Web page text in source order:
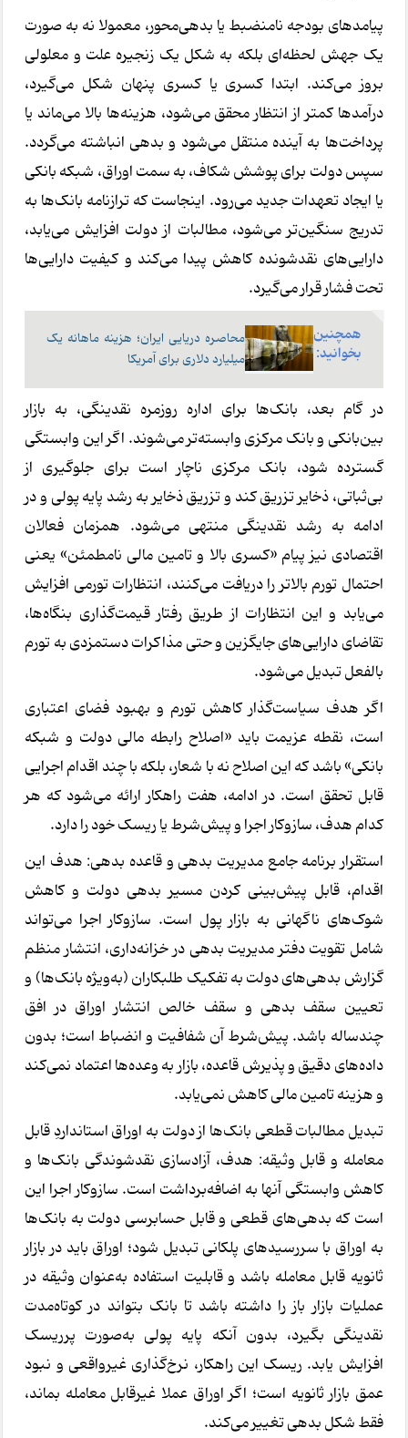
پیامدهای بودجه نامنضبط یا بدهی‌محور، معمولا نه به صورت
یک جهش لحظه‌ای بلکه به شکل یک زنجیره علت و معلولی
بروز می‌کند. ابتدا کسری یا کسری پنهان شکل می‌گیرد،
درآمدها کمتر از انتظار محقق می‌شود، هزینه‌ها بالا می‌ماند یا
پرداخت‌ها به آینده منتقل می‌شود و بدهی انباشته می‌گردد.
سپس دولت برای پوشش شکاف، به سمت اوراق، شبکه بانکی
یا ایجاد تعهدات جدید می‌رود. اینجاست که ترازنامه بانک‌ها به
تدریج سنگین‌تر می‌شود، مطالبات از دولت افزایش می‌یابد،
دارایی‌های نقدشونده کاهش پیدا می‌کند و کیفیت دارایی‌ها
تحت فشار قرار می‌گیرد.
همچنین
بخوانید:
محاصره دریایی ایران؛ هزینه ماهانه یک
میلیارد دلاری برای آمریکا
در گام بعد، بانک‌ها برای اداره روزمره نقدینگی، به بازار
بین‌بانکی و بانک مرکزی وابسته‌تر می‌شوند. اگر این وابستگی
گسترده شود، بانک مرکزی ناچار است برای جلوگیری از
بی‌ثباتی، ذخایر تزریق کند و تزریق ذخایر به رشد پایه پولی و در
ادامه به رشد نقدینگی منتهی می‌شود. همزمان فعالان
اقتصادی نیز پیام «کسری بالا و تامین مالی نامطمئن» یعنی
احتمال تورم بالاتر را دریافت می‌کنند، انتظارات تورمی افزایش
می‌یابد و این انتظارات از طریق رفتار قیمت‌گذاری بنگاه‌ها،
تقاضای دارایی‌های جایگزین و حتی مذاکرات دستمزدی به تورم
بالفعل تبدیل می‌شود.
اگر هدف سیاست‌گذار کاهش تورم و بهبود فضای اعتباری
است، نقطه عزیمت باید «اصلاح رابطه مالی دولت و شبکه
بانکی» باشد که این اصلاح نه با شعار، بلکه با چند اقدام اجرایی
قابل تحقق است. در ادامه، هفت راهکار ارائه می‌شود که هر
کدام هدف، سازوکار اجرا و پیش‌شرط یا ریسک خود را دارد.
استقرار برنامه جامع مدیریت بدهی و قاعده بدهی: هدف این
اقدام، قابل پیش‌بینی کردن مسیر بدهی دولت و کاهش
شوک‌های ناگهانی به بازار پول است. سازوکار اجرا می‌تواند
شامل تقویت دفتر مدیریت بدهی در خزانه‌داری، انتشار منظم
گزارش بدهی‌های دولت به تفکیک طلبکاران (به‌ویژه بانک‌ها) و
تعیین سقف بدهی و سقف خالص انتشار اوراق در افق
چندساله باشد. پیش‌شرط آن شفافیت و انضباط است؛ بدون
داده‌های دقیق و پذیرش قاعده، بازار به وعده‌ها اعتماد نمی‌کند
و هزینه تامین مالی کاهش نمی‌یابد.
تبدیل مطالبات قطعی بانک‌ها از دولت به اوراق استانداردِ قابل
معامله و قابل وثیقه: هدف، آزادسازی نقدشوندگی بانک‌ها و
کاهش وابستگی آنها به اضافه‌برداشت است. سازوکار اجرا این
است که بدهی‌های قطعی و قابل حسابرسی دولت به بانک‌ها
به اوراق با سررسیدهای پلکانی تبدیل شود؛ اوراق باید در بازار
ثانویه قابل معامله باشد و قابلیت استفاده به‌عنوان وثیقه در
عملیات بازار باز را داشته باشد تا بانک بتواند در کوتاه‌مدت
نقدینگی بگیرد، بدون آنکه پایه پولی به‌صورت پرریسک
افزایش یابد. ریسک این راهکار، نرخ‌گذاری غیرواقعی و نبود
عمق بازار ثانویه است؛ اگر اوراق عملا غیرقابل معامله بماند،
فقط شکل بدهی تغییر می‌کند.